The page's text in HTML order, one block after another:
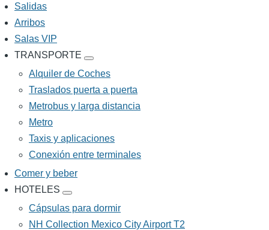
Salidas
Arribos
Salas VIP
TRANSPORTE
TRANSPORTE
sub-
navigation
Alquiler de Coches
Traslados puerta a puerta
Metrobus y larga distancia
Metro
Taxis y aplicaciones
Conexión entre terminales
Comer y beber
HOTELES
HOTELES
sub-
navigation
Cápsulas para dormir
NH Collection Mexico City Airport T2